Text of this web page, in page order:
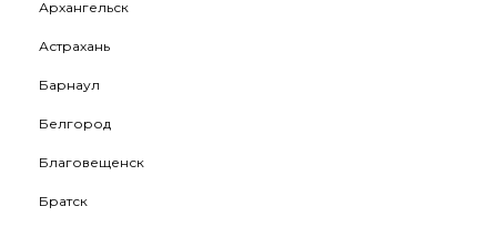
Архангельск
Астрахань
Барнаул
Белгород
Благовещенск
Братск